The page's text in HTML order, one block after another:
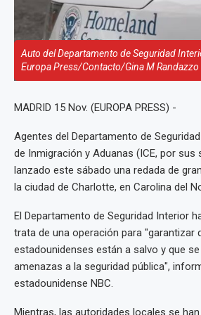
Auto del Departamento de Seguridad
Europa Press/Contacto/Gina M Randazzo
MADRID 15 Nov. (EUROPA PRESS) -
Agentes del Departamento de
de Inmigración y Aduanas (ICE, por sus
lanzado este sábado una redada de
la ciudad de Charlotte, en Carolina del
El Departamento de Seguridad Interior
trata de una operación para "garantizar
estadounidenses están a salvo y que
amenazas a la seguridad pública",
estadounidense NBC.
Mientras, las autoridades locales se